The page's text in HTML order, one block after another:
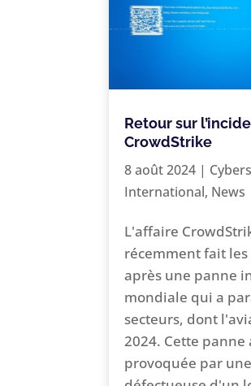
Retour sur
CrowdStrike
8 août 2024 |
International, News
L'affaire
récemment fait
après une panne
mondiale qui a
secteurs, dont
2024. Cette panne
provoquée par